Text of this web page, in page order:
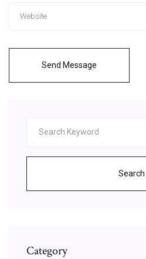
Send Message
Search
Category